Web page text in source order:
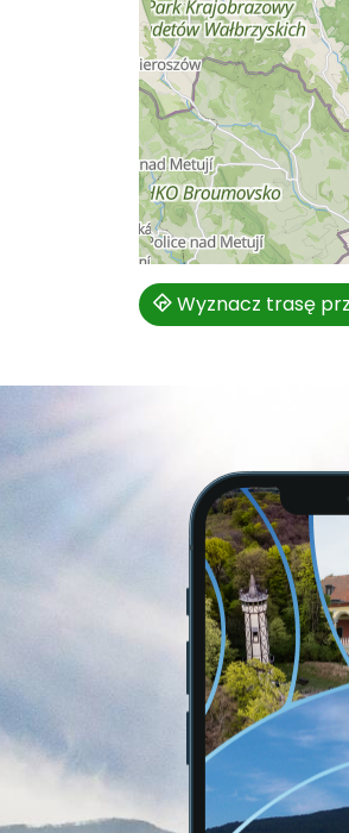
Wyznacz trasę